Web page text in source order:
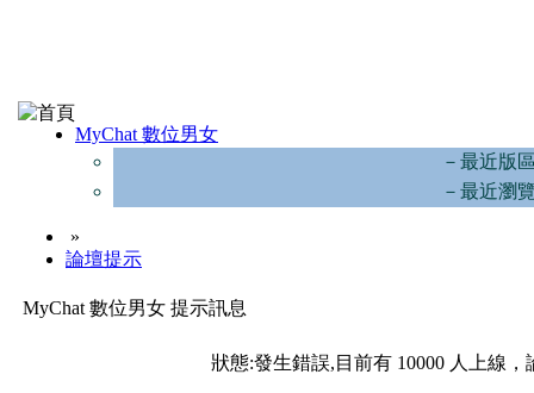
MyChat 數位男女
－最近版
－最近瀏
»
論壇提示
MyChat 數位男女 提示訊息
狀態:發生錯誤,目前有 10000 人上線